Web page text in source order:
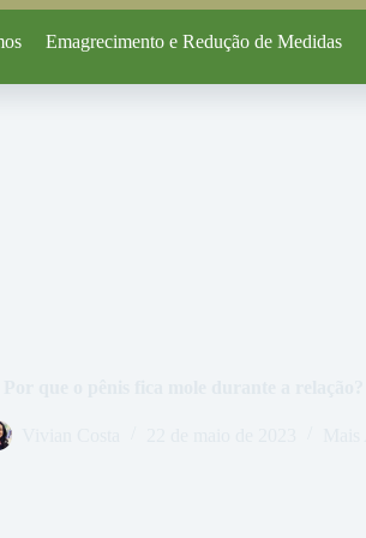
Emagrecimento e Redução de Medidas